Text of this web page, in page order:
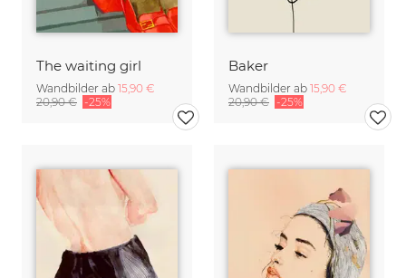
The waiting girl
Wandbilder ab 15,90 €
20,90 € -25%
Baker
Wandbilder ab 15,90 €
20,90 € -25%